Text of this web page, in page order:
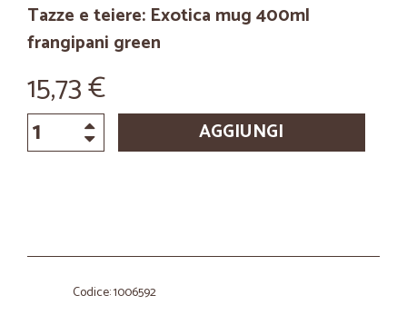
Tazze e teiere: Exotica mug 400ml
frangipani green
15,73 €
AGGIUNGI
Codice: 1006592